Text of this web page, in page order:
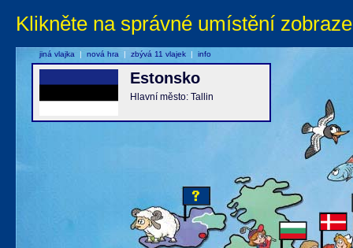
Klikněte na správné umístění
Estonsko
Hlavní město: Tallin
jiná vlajka | nová hra | zbývá 11 vlajek | info